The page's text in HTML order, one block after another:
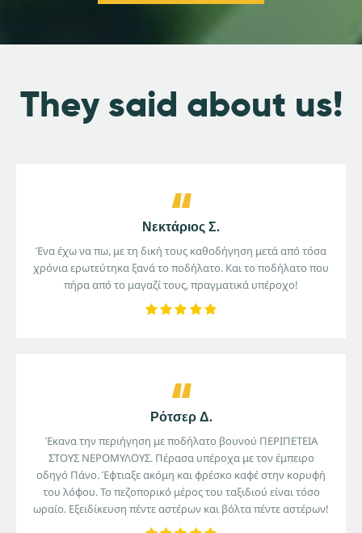
They said about us!
Νεκτάριος Σ.
Ένα έχω να πω, με τη δική τους καθοδήγηση μετά από τόσα
χρόνια ερωτεύτηκα ξανά το ποδήλατο. Και το ποδήλατο που
πήρα από το μαγαζί τους, πραγματικά υπέροχο!
Ρότσερ Δ.
Έκανα την περιήγηση με ποδήλατο βουνού ΠΕΡΙΠΕΤΕΙΑ
ΣΤΟΥΣ ΝΕΡΟΜΥΛΟΥΣ. Πέρασα υπέροχα με τον έμπειρο
οδηγό Πάνο. Έφτιαξε ακόμη και φρέσκο ​​καφέ στην κορυφή
του λόφου. Το πεζοπορικό μέρος του ταξιδιού είναι τόσο
ωραίο. Εξειδίκευση πέντε αστέρων και βόλτα πέντε αστέρων!